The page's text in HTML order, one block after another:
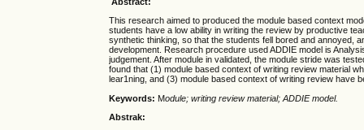
This research aimed to produced the module based context
students have a low ability in writing the review by productive
synthetic thinking, so that the students fell bored and annoyed,
development. Research procedure used ADDIE model is
judgement. After module in validated, the module stride was
found that (1) module based context of writing review material
lear1ning, and (3) module based context of writing review have
Keywords: Module; writing review material; ADDIE model.
Abstrak: